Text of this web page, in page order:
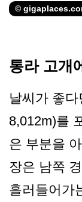
©
통라 고개
날씨가 좋
8,012m)를
은 부분을
장은 남쪽
흘러들어가